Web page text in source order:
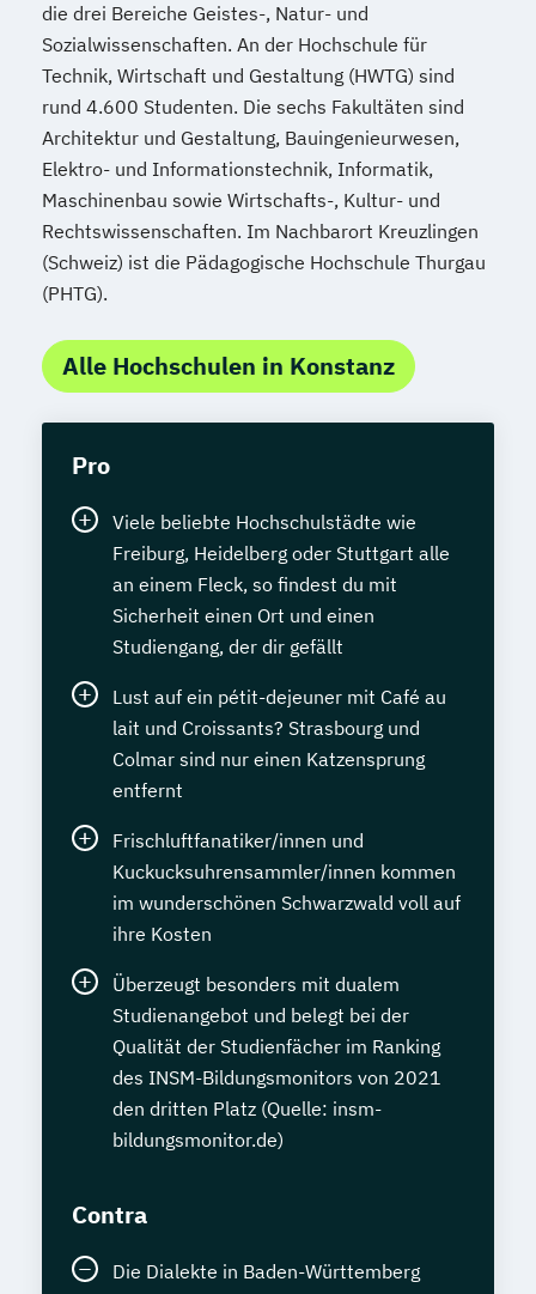
die drei Bereiche Geistes-, Natur- und
Sozialwissenschaften. An der Hochschule für
Technik, Wirtschaft und Gestaltung (HWTG) sind
rund 4.600 Studenten. Die sechs Fakultäten sind
Architektur und Gestaltung, Bauingenieurwesen,
Elektro- und Informationstechnik, Informatik,
Maschinenbau sowie Wirtschafts-, Kultur- und
Rechtswissenschaften. Im Nachbarort Kreuzlingen
(Schweiz) ist die Pädagogische Hochschule Thurgau
(PHTG).
Alle Hochschulen in Konstanz
Pro
Viele beliebte Hochschulstädte wie
Freiburg, Heidelberg oder Stuttgart alle
an einem Fleck, so findest du mit
Sicherheit einen Ort und einen
Studiengang, der dir gefällt
Lust auf ein pétit-dejeuner mit Café au
lait und Croissants? Strasbourg und
Colmar sind nur einen Katzensprung
entfernt
Frischluftfanatiker/innen und
Kuckucksuhrensammler/innen kommen
im wunderschönen Schwarzwald voll auf
ihre Kosten
Überzeugt besonders mit dualem
Studienangebot und belegt bei der
Qualität der Studienfächer im Ranking
des INSM-Bildungsmonitors von 2021
den dritten Platz (Quelle: insm-
bildungsmonitor.de)
Contra
Die Dialekte in Baden-Württemberg